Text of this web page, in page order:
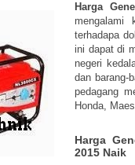
Harga
mengalami
terhadapa
ini dapat di
negeri
dan barang-
pedagang
Honda,
Harga
2015 Naik